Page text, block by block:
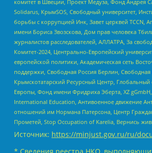
комитет в Швеции, Проект Медуза, Фонд Андрея
Solidarus, КрымSOS, Свободный университет,
борьбы с коррупцией Инк, Завет церквей TCCN,
имени Бориса Звозскова, Дом прав человека
журналистов расследователей, АЛЛАТРА, За
Комитет-2024, Центрально-Европейский
европейской политики, Академическая сеть
поддержки, Свободная Россия Берлин,
Крымскотатарский Ресурсный Центр,
Европы, Фонд имени Фридриха Эберта, XZ
International Education, Антивоенное движение
отношений им Нормана Патерсона, Центр
Прометей, Stop Occupation of Karelia, Вернись
Источник: https://minjust.gov.ru/ru/
* Сведения реестра НКО,